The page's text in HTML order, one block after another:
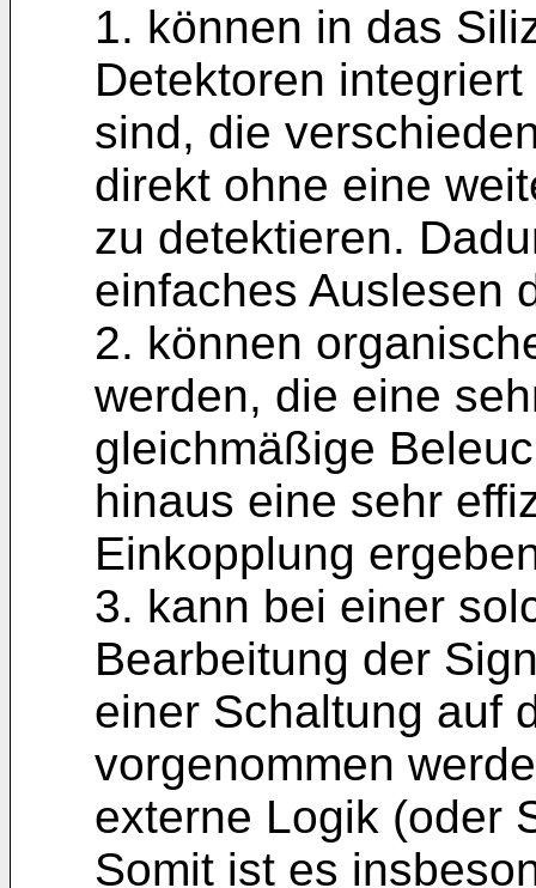
1. können in das
Detektoren
sind, die
direkt ohne eine
zu detektieren.
einfaches Auslesen
2. können
werden, die eine
gleichmäßige
hinaus eine sehr
Einkopplung
3. kann bei einer
Bearbeitung der
einer Schaltung auf
vorgenommen
externe Logik (oder
Somit ist es